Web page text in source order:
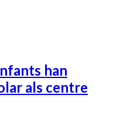
han
als centre